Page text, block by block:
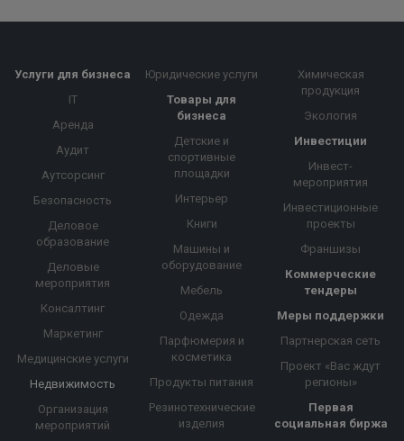
Услуги для бизнеса
IT
Аренда
Аудит
Аутсорсинг
Безопасность
Деловое
образование
Деловые
мероприятия
Консалтинг
Маркетинг
Медицинские услуги
Недвижимость
Организация
мероприятий
Юридические услуги
Товары для
бизнеса
Детские и
спортивные
площадки
Интерьер
Книги
Машины и
оборудование
Мебель
Одежда
Парфюмерия и
косметика
Продукты питания
Резинотехнические
изделия
Химическая
продукция
Экология
Инвестиции
Инвест-
мероприятия
Инвестиционные
проекты
Франшизы
Коммерческие
тендеры
Меры поддержки
Партнерская сеть
Проект «Вас ждут
регионы»
Первая
социальная биржа